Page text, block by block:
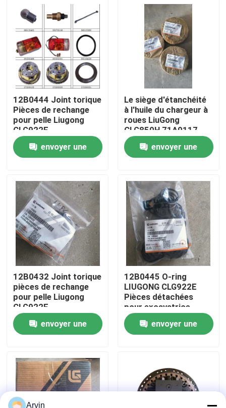
Aperçu
Produits
A propos de nous
Visite d'usine
Contrôle de la qualité
Contact
nouvelles
Pièces de rechange de Liugong
Pièces de rechange Cummins
12B0444 Joint torique
Pièces de rechange
pour pelle Liugong
CLG922E
envoyer une
Le siège d'étanchéité
à l'huile du chargeur à
roues LiuGong
CLG850H 71A0117
envoyer une
12B0432 Joint torique
pièces de rechange
pour pelle Liugong
CLG922E
envoyer une
12B0445 O-ring
LIUGONG CLG922E
Pièces détachées
pour excavatrice
envoyer une
Arvin